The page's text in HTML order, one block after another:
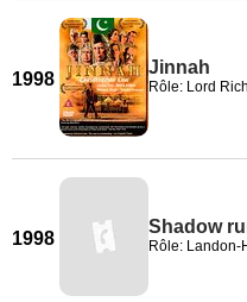
1998
Jinnah
Rôle: Lord
1998
Shadow
Rôle: Landon-